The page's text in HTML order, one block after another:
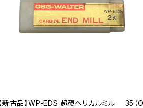
【新古品】WP-EDS 超硬ヘリカルミル 35（O